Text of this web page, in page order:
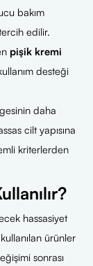
bakım
edilir.
pişik kremi
desteği
daha
cilt yapısına
kriterlerden
hassasiyet
ürünler
sonrası